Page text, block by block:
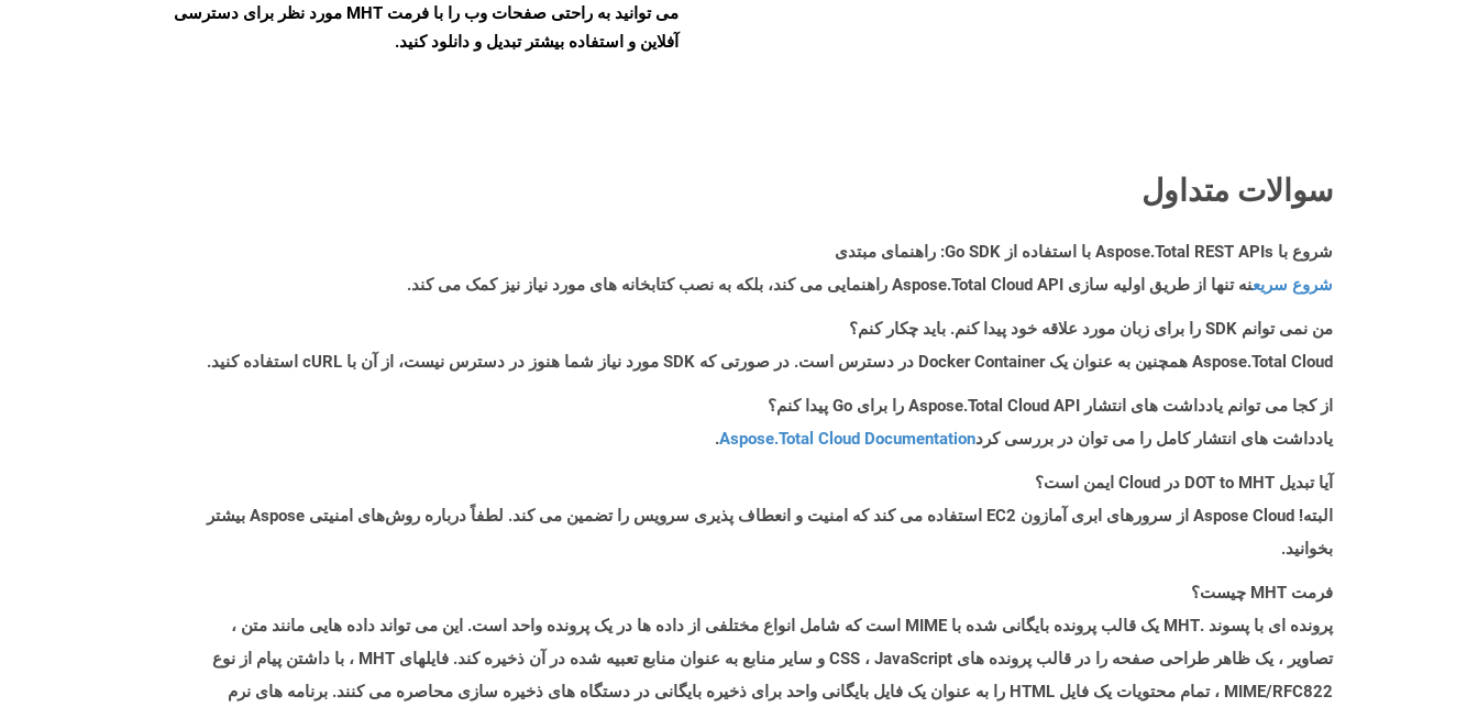
می توانید به راحتی صفحات وب را با فرمت MHT مورد نظر برای دسترسی
آفلاین و استفاده بیشتر تبدیل و دانلود کنید.
سوالات متداول
شروع با Aspose.Total REST APIs با استفاده از Go SDK: راهنمای مبتدی
شروع سریعنه تنها از طریق اولیه سازی Aspose.Total Cloud API راهنمایی می کند، بلکه به نصب کتابخانه های مورد نیاز نیز کمک می کند.
من نمی توانم SDK را برای زبان مورد علاقه خود پیدا کنم. باید چکار کنم؟
Aspose.Total Cloud همچنین به عنوان یک Docker Container در دسترس است. در صورتی که SDK مورد نیاز شما هنوز در دسترس نیست، از آن با cURL استفاده کنید.
از کجا می توانم یادداشت های انتشار Aspose.Total Cloud API را برای Go پیدا کنم؟
یادداشت های انتشار کامل را می توان در بررسی کردAspose.Total Cloud Documentation
.
آیا تبدیل DOT to MHT در Cloud ایمن است؟
البته! Aspose Cloud از سرورهای ابری آمازون EC2 استفاده می کند که امنیت و انعطاف پذیری سرویس را تضمین می کند. لطفاً درباره روش‌های امنیتی Aspose بیشتر
بخوانید.
فرمت MHT چیست؟
پرونده ای با پسوند .MHT یک قالب پرونده بایگانی شده با MIME است که شامل انواع مختلفی از داده ها در یک پرونده واحد است. این می تواند داده هایی مانند متن ،
تصاویر ، یک ظاهر طراحی صفحه را در قالب پرونده های CSS ، JavaScript و سایر منابع به عنوان منابع تعبیه شده در آن ذخیره کند. فایلهای MHT ، با داشتن پیام از نوع
MIME/RFC822 ، تمام محتویات یک فایل HTML را به عنوان یک فایل بایگانی واحد برای ذخیره بایگانی در دستگاه های ذخیره سازی محاصره می کنند. برنامه های نرم